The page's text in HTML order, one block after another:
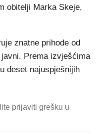
obitelji Marka Skeje,
znatne prihode od
Prema izvješćima
deset najuspješnijih
prijaviti grešku u